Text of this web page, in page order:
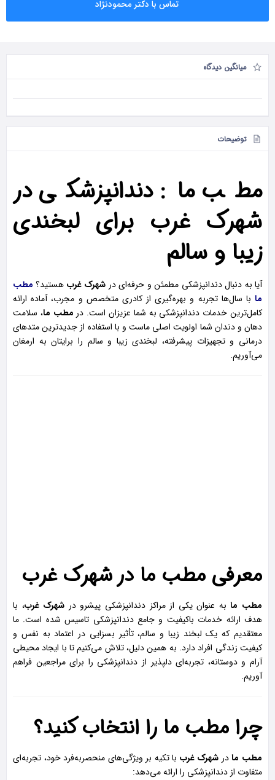
تماس با دکتر محمودنژاد
میانگین دیدگاه
توضیحات
مطب ما: دندانپزشکی در
شهرک غرب برای لبخندی
زیبا و سالم
آیا به دنبال دندانپزشکی مطمئن و حرفه‌ای در شهرک غرب هستید؟ مطب
ما با سال‌ها تجربه و بهره‌گیری از کادری متخصص و مجرب، آماده ارائه
کامل‌ترین خدمات دندانپزشکی به شما عزیزان است. در مطب ما، سلامت
دهان و دندان شما اولویت اصلی ماست و با استفاده از جدیدترین متدهای
درمانی و تجهیزات پیشرفته، لبخندی زیبا و سالم را برایتان به ارمغان
می‌آوریم.
معرفی مطب ما در شهرک غرب
مطب مابه عنوان یکی از مراکز دندانپزشکی پیشرو در شهرک غرب، با
هدف ارائه خدمات باکیفیت و جامع دندانپزشکی تاسیس شده است. ما
معتقدیم که یک لبخند زیبا و سالم، تأثیر بسزایی در اعتماد به نفس و
کیفیت زندگی افراد دارد. به همین دلیل، تلاش می‌کنیم تا با ایجاد محیطی
آرام و دوستانه، تجربه‌ای دلپذیر از دندانپزشکی را برای مراجعین فراهم
آوریم.
چرا مطب ما را انتخاب کنید؟
مطب مادر شهرک غرب با تکیه بر ویژگی‌های منحصربه‌فرد خود، تجربه‌ای
متفاوت از دندانپزشکی را ارائه می‌دهد: